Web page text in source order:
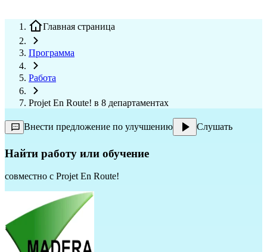
Главная страница
Программа
Работа
Projet En Route! в 8 департаментах
Внести предложение по улучшению Слушать
Найти работу или обучение
совместно с Projet En Route!